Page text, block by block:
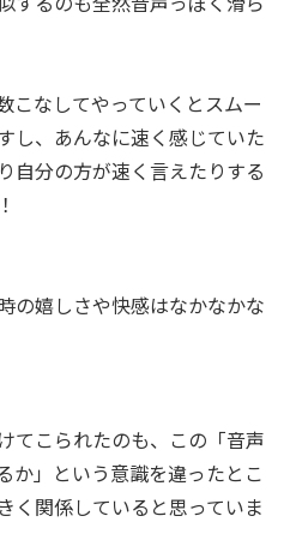
こなしてやっていくとスムー
し、あんなに速く感じていた
自分の方が速く言えたりする
の嬉しさや快感はなかなかな
てこられたのも、この「音声
か」という意識を違ったとこ
く関係していると思っていま